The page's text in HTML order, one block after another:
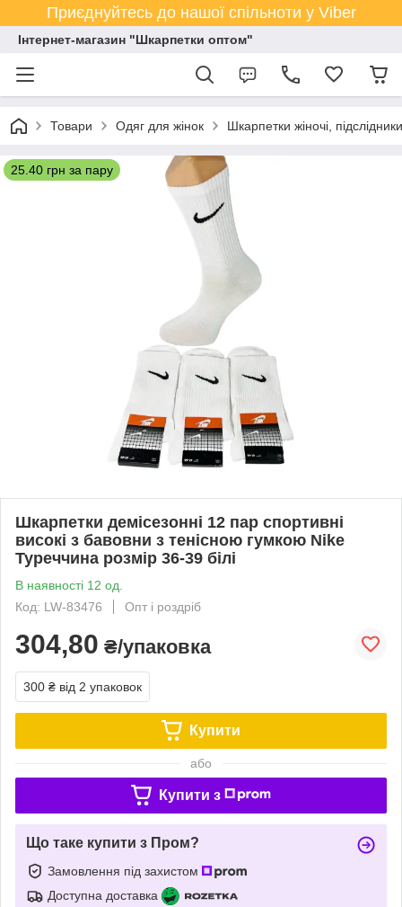
Приєднуйтесь до нашої спільноти у Viber
Інтернет-магазин "Шкарпетки оптом"
Товари Одяг для жінок Шкарпетки жіночі, підслідники
25.40 грн за пару
Шкарпетки демісезонні 12 пар спортивні
високі з бавовни з тенісною гумкою Nike
Туреччина розмір 36-39 білі
В наявності 12 од.
Код: LW-83476
Опт і роздріб
304,80 ₴/упаковка
300 ₴ від 2 упаковок
Купити
або
Купити з
Що таке купити з Пром?
Замовлення під захистом
Доступна доставка